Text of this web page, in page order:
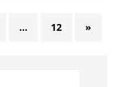
… 12 »